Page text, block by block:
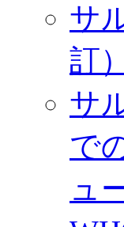
サ
訂）
サ
で
ュ